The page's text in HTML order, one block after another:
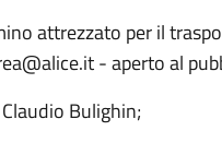
attrezzato per il
- aperto al
Bulighin;